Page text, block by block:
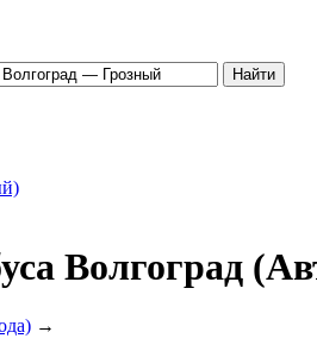
Найти
Волгоград
→